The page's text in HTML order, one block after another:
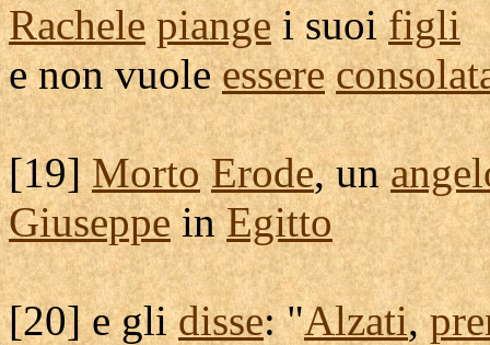
Rachele piangei suoifigli
e non vuoleessere
[19]Morto Erode, un
GiuseppeinEgitto
[20] e glidisse: "Alzati,